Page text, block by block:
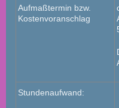
Aufmaßtermin bzw.
Kostenvoranschlag
Stundenaufwand: